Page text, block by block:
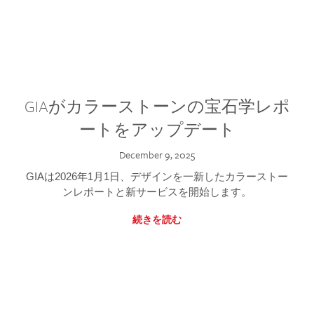
GIAがカラーストーンの宝石学レポ
ートをアップデート
December 9, 2025
GIAは2026年1月1日、デザインを一新したカラーストー
ンレポートと新サービスを開始します。
続きを読む